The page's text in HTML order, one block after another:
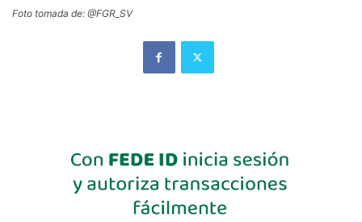
Foto tomada de: @FGR_SV